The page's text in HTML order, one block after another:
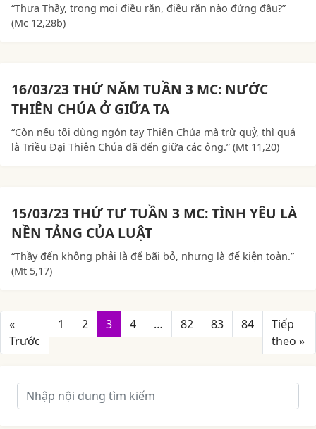
“Thưa Thầy, trong mọi điều răn, điều răn nào đứng đầu?”
(Mc 12,28b)
16/03/23 THỨ NĂM TUẦN 3 MC: NƯỚC
THIÊN CHÚA Ở GIỮA TA
“Còn nếu tôi dùng ngón tay Thiên Chúa mà trừ quỷ, thì quả
là Triều Đại Thiên Chúa đã đến giữa các ông.” (Mt 11,20)
15/03/23 THỨ TƯ TUẦN 3 MC: TÌNH YÊU LÀ
NỀN TẢNG CỦA LUẬT
“Thầy đến không phải là để bãi bỏ, nhưng là để kiện toàn.”
(Mt 5,17)
«
Trước
1 2 3 4 … 82 83 84
Tiếp
theo »